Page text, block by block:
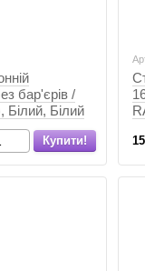
бар'єрів /
Білий, Білий
Купити!